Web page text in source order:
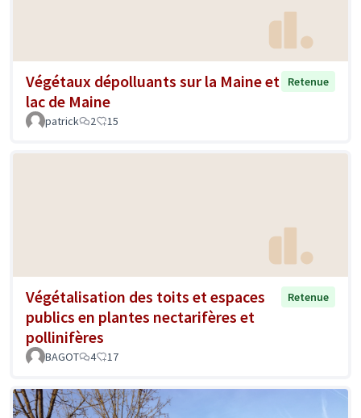
Végétaux dépolluants sur la Maine et
lac de Maine
Retenue
patrick 2 15
Végétalisation des toits et espaces
publics en plantes nectarifères et
pollinifères
Retenue
BAGOT 4 17